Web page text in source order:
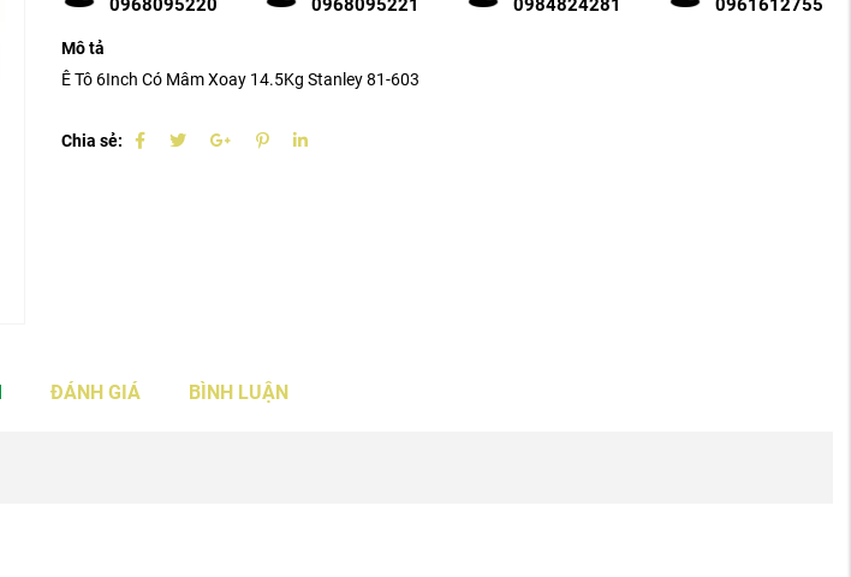
0968095220 0968095221 0984824281 0961612755
Mô tả
Ê Tô 6Inch Có Mâm Xoay 14.5Kg Stanley 81-603
Chia sẻ:
ĐÁNH GIÁ BÌNH LUẬN